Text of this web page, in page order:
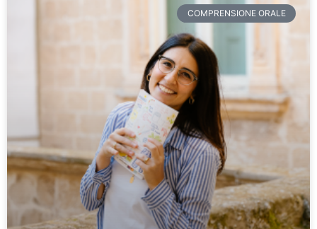
COMPRENSIONE ORALE